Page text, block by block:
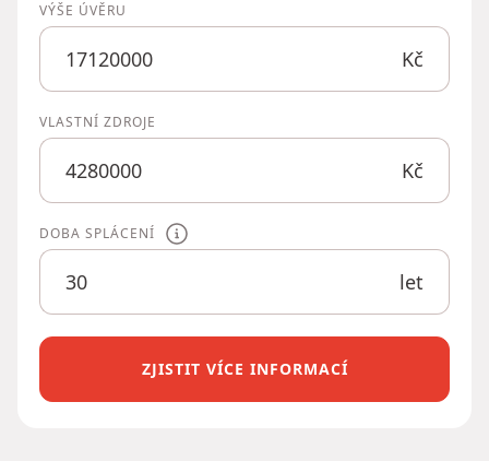
VÝŠE ÚVĚRU
Kč
VLASTNÍ ZDROJE
Kč
DOBA SPLÁCENÍ
let
ZJISTIT VÍCE INFORMACÍ